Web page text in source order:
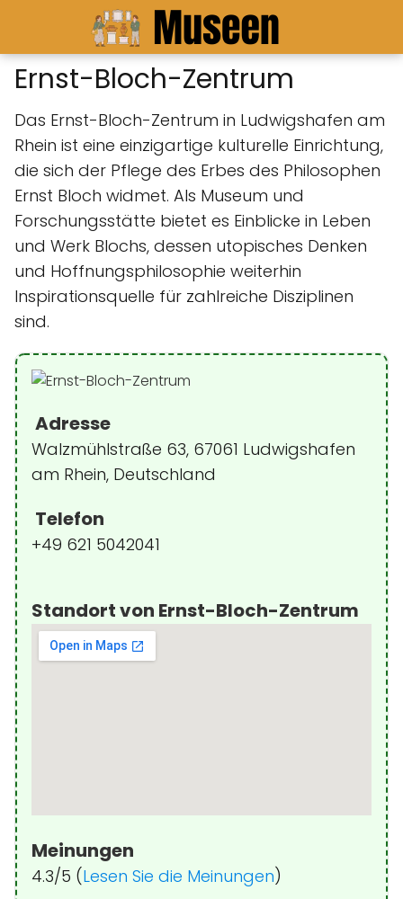
Ernst-Bloch-Zentrum
Das Ernst-Bloch-Zentrum in Ludwigshafen am
Rhein ist eine einzigartige kulturelle Einrichtung,
die sich der Pflege des Erbes des Philosophen
Ernst Bloch widmet. Als Museum und
Forschungsstätte bietet es Einblicke in Leben
und Werk Blochs, dessen utopisches Denken
und Hoffnungsphilosophie weiterhin
Inspirationsquelle für zahlreiche Disziplinen
sind.
Adresse
Walzmühlstraße 63, 67061 Ludwigshafen
am Rhein, Deutschland
Telefon
+49 621 5042041
Standort von Ernst-Bloch-Zentrum
Meinungen
4.3/5 (Lesen Sie die Meinungen)